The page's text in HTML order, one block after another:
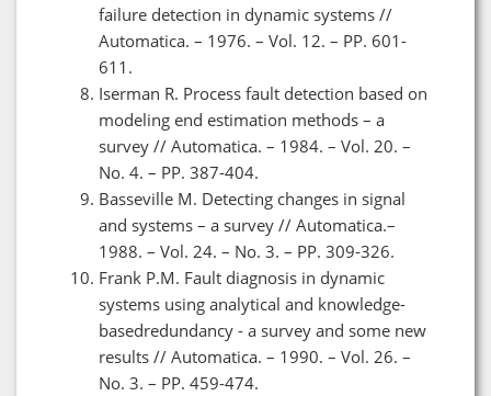
failure detection in dynamic systems //
Automatica. – 1976. – Vol. 12. – PP. 601-
611.
Iserman R. Process fault detection based on
modeling end estimation methods – a
survey // Automatica. – 1984. – Vol. 20. –
No. 4. – PP. 387-404.
Basseville M. Detecting changes in signal
and systems – a survey // Automatica.–
1988. – Vol. 24. – No. 3. – PP. 309-326.
Frank P.M. Fault diagnosis in dynamic
systems using analytical and knowledge-
basedredundancy - a survey and some new
results // Automatica. – 1990. – Vol. 26. –
No. 3. – PP. 459-474.